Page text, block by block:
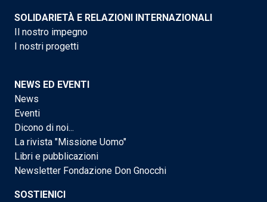
SOLIDARIETÀ E RELAZIONI INTERNAZIONALI
Il nostro impegno
I nostri progetti
NEWS ED EVENTI
News
Eventi
Dicono di noi...
La rivista "Missione Uomo"
Libri e pubblicazioni
Newsletter Fondazione Don Gnocchi
SOSTIENICI